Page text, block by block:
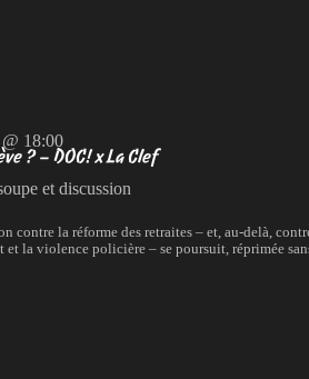
18:00
? – DOC! x La Clef
et discussion
contre la réforme des retraites – et, au-delà,
et la violence policière – se poursuit, réprimée